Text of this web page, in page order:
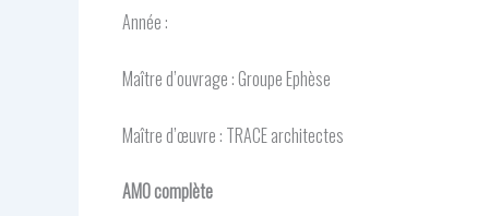
Année :
Maître d’ouvrage : Groupe Ephèse
Maître d’œuvre : TRACE architectes
AMO complète